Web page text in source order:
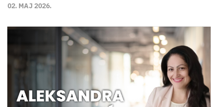
02. MAJ 2026.